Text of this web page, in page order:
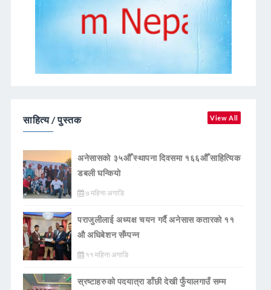
साहित्य / पुस्तक View All
अनेसासको ३५औँ स्थापना दिवसमा १६६औँ साहित्यिक
डबली घन्कियाे
७ महिना अगाडि
पराजुलीलाई अध्यक्ष चयन गर्दै अनेसास कतारको ११
औ अधिबेशन सँम्पन्न
११ महिना अगाडि
स्रष्टाहरुको पदयात्रा डाँछी देखी फुँयालगाउँ सम्म